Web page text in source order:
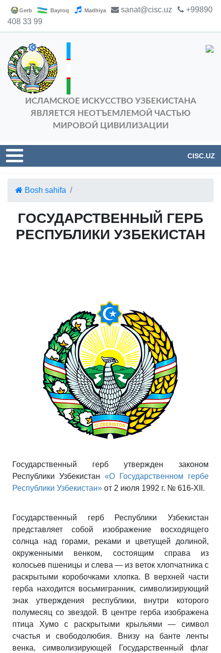
Gerb Bayroq Madhiya sanat@cisc.uz
+99890
408 33 99
ИСЛАМСКОЕ ИСКУССТВО УЗБЕКИСТАНА
ЯВЛЯЕТСЯ НЕОТЪЕМЛЕМОЙ ЧАСТЬЮ
МИРОВОЙ ЦИВИЛИЗАЦИИ
CISC.UZ
Bosh sahifa
ГОСУДАРСТВЕННЫЙ ГЕРБ
РЕСПУБЛИКИ УЗБЕКИСТАН
Государственный герб утвержден законом
Республики Узбекистан «О Государственном гербе
Республики Узбекистан» от 2 июля 1992 г. № 616-XII.
Государственный герб Республики Узбекистан
представляет собой изображение восходящего
солнца над горами, реками и цветущей долиной,
окруженными венком, состоящим справа из
колосьев пшеницы и слева — из веток хлопчатника с
раскрытыми коробочками хлопка. В верхней части
герба находится восьмигранник, символизирующий
знак утверждения республики, внутри которого
полумесяц со звездой. В центре герба изображена
птица Хумо с раскрытыми крыльями — символ
счастья и свободолюбия. Внизу на банте ленты
венка, символизирующей Государственный флаг